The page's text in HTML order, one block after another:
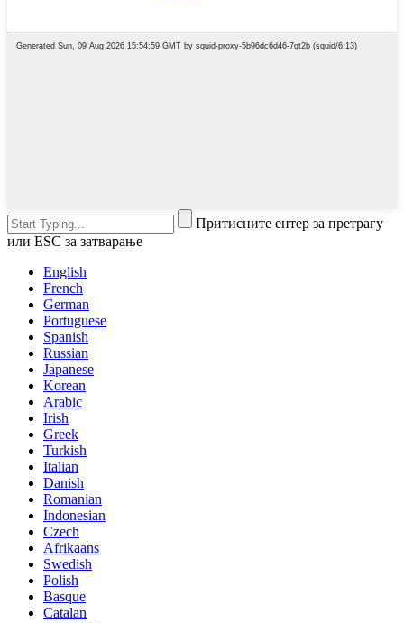
Притисните ентер за претрагу
или ESC за затварање
English
French
German
Portuguese
Spanish
Russian
Japanese
Korean
Arabic
Irish
Greek
Turkish
Italian
Danish
Romanian
Indonesian
Czech
Afrikaans
Swedish
Polish
Basque
Catalan